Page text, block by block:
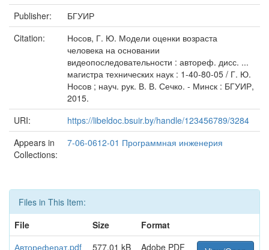
Publisher:
БГУИР
Citation:
Носов, Г. Ю. Модели оценки возраста
человека на основании
видеопоследовательности : автореф. дисс. ...
магистра технических наук : 1-40-80-05 / Г. Ю.
Носов ; науч. рук. В. В. Сечко. - Минск : БГУИР,
2015.
URI:
https://libeldoc.bsuir.by/handle/123456789/3284
Appears in
Collections:
7-06-0612-01 Программная инженерия
Files in This Item:
File
Size
Format
Автореферат.pdf
577.01 kB Adobe PDF